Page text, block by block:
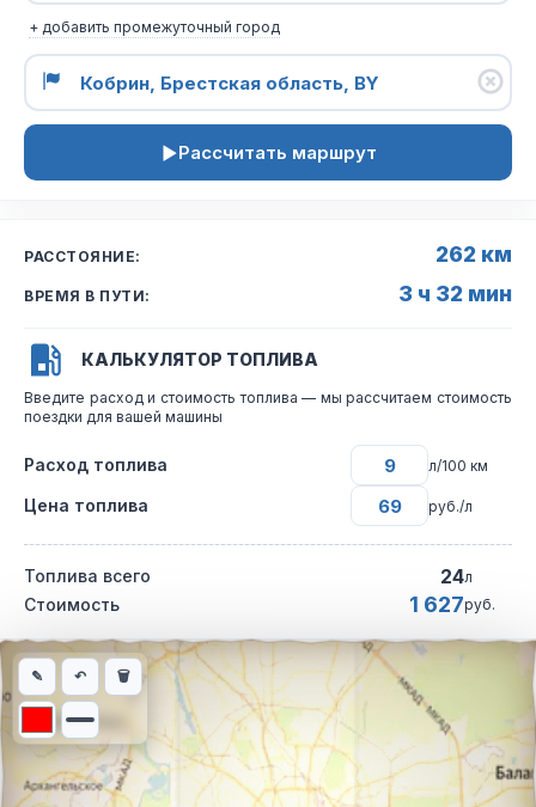
+ добавить промежуточный город
Рассчитать маршрут
РАССТОЯНИЕ: 262 км
ВРЕМЯ В ПУТИ: 3 ч 32 мин
КАЛЬКУЛЯТОР ТОПЛИВА
Введите расход и стоимость топлива — мы рассчитаем стоимость
поездки для вашей машины
Расход топлива л/100 км
Цена топлива руб./л
Топлива всего 24л
Стоимость 1 627руб.
Интерактивная карта автомобильного маршрута из города
✎ ↶ 🗑